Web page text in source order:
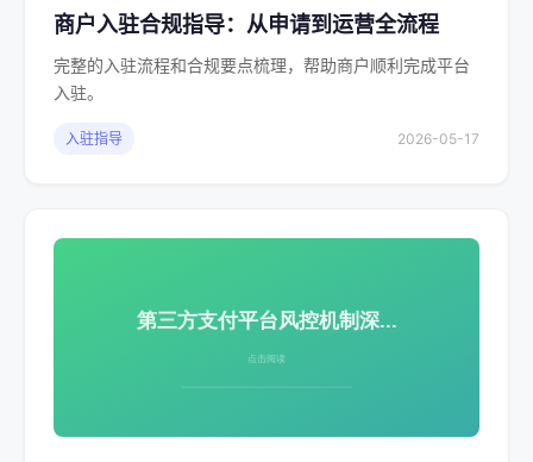
商户入驻合规指导：从申请到运营全流程
完整的入驻流程和合规要点梳理，帮助商户顺利完成平台
入驻。
入驻指导 2026-05-17